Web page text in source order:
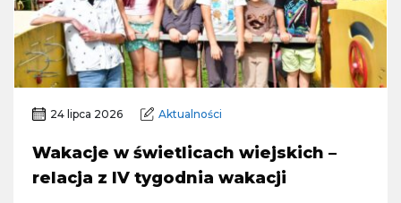
24 lipca 2026 Aktualności
Wakacje w świetlicach wiejskich –
relacja z IV tygodnia wakacji